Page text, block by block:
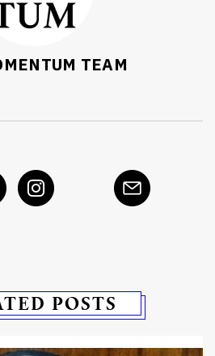
TEAM
POSTS